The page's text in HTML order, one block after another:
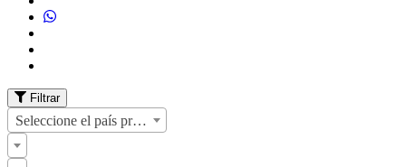
Filtrar
Seleccione el país primero